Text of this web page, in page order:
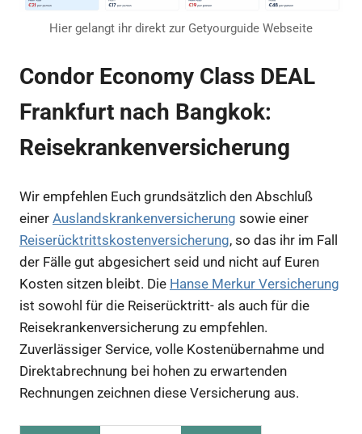
Hier gelangt ihr direkt zur Getyourguide Webseite
Condor Economy Class DEAL
Frankfurt nach Bangkok:
Reisekrankenversicherung
Wir empfehlen Euch grundsätzlich den Abschluß
einer Auslandskrankenversicherung sowie einer
Reiserücktrittskostenversicherung, so das ihr im Fall
der Fälle gut abgesichert seid und nicht auf Euren
Kosten sitzen bleibt. Die Hanse Merkur Versicherung
ist sowohl für die Reiserücktritt- als auch für die
Reisekrankenversicherung zu empfehlen.
Zuverlässiger Service, volle Kostenübernahme und
Direktabrechnung bei hohen zu erwartenden
Rechnungen zeichnen diese Versicherung aus.